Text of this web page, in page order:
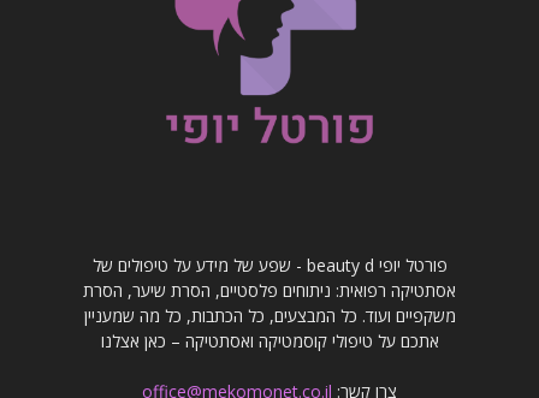
פורטל יופי beauty d - שפע של מידע על טיפולים של
אסתטיקה רפואית: ניתוחים פלסטיים, הסרת שיער, הסרת
משקפיים ועוד. כל המבצעים, כל הכתבות, כל מה שמעניין
אתכם על טיפולי קוסמטיקה ואסתטיקה – כאן אצלנו
צרו קשר: office@mekomonet.co.il